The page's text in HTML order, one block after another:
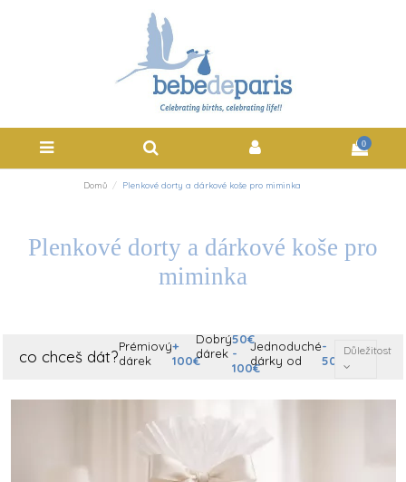
0
Domů Plenkové dorty a dárkové koše pro miminka
Plenkové dorty a dárkové koše pro
miminka
co chceš dát?
Prémiový
dárek
+
100€
Dobrý
dárek
50€
-
100€
Jednoduché
dárky od
-
50€
Důležitost